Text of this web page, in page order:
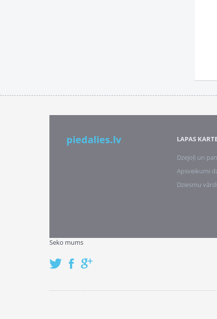
piedalies.lv LAPAS
Dzejoļi un
Apsveikumi
Dziesmu vārdi
Seko mums